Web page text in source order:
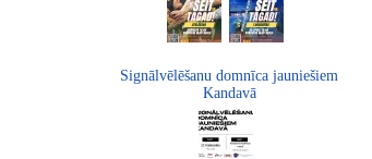
Signālvēlēšanu domnīca jauniešiem
Kandavā